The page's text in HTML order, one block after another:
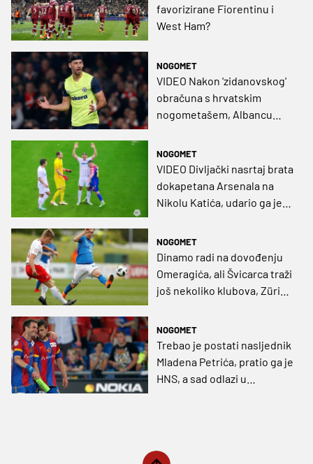
favorizirane Fiorentinu i
West Ham?
NOGOMET
VIDEO Nakon 'zidanovskog'
obračuna s hrvatskim
nogometašem, Albancu
NOGOMET
VIDEO Divljački nasrtaj brata
dokapetana Arsenala na
Nikolu Katića, udario ga je
NOGOMET
Dinamo radi na dovođenju
Omeragića, ali Švicarca traži
još nekoliko klubova, Zürich
NOGOMET
Trebao je postati nasljednik
Mladena Petrića, pratio ga je
HNS, a sad odlazi u